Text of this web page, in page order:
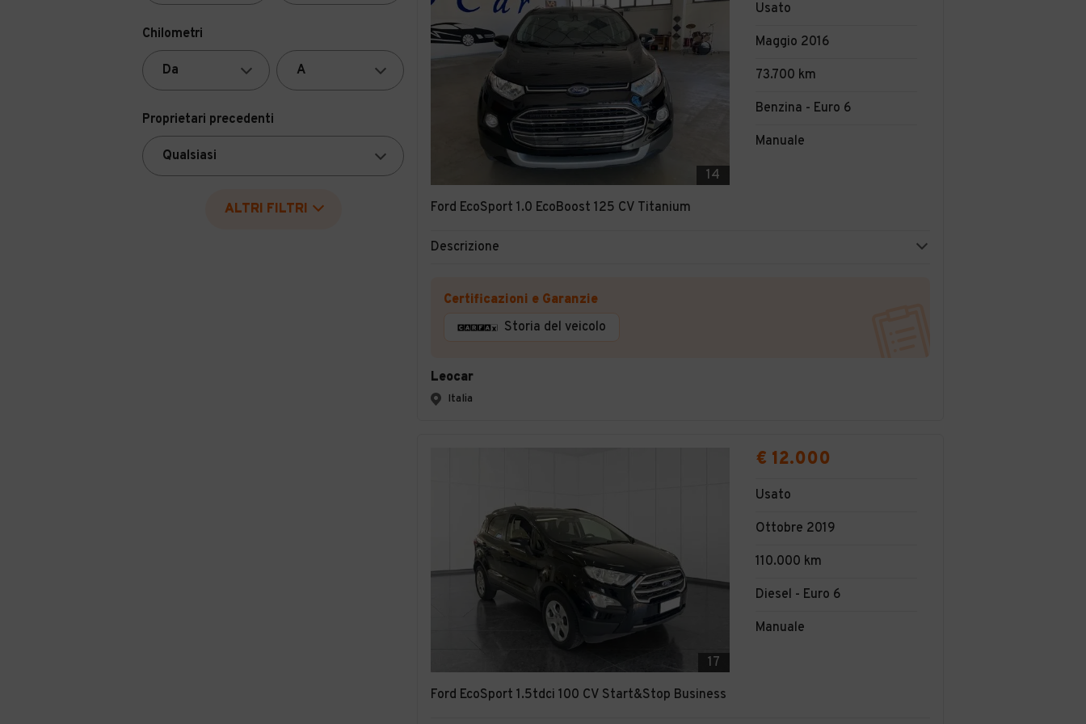
Chilometri
Proprietari precedenti
ALTRI FILTRI
14
Ford EcoSport 1.0 EcoBoost 125 CV Titanium
Usato
Maggio 2016
73.700 km
Benzina - Euro 6
Manuale
Descrizione
Certificazioni e Garanzie
Storia del veicolo
Leocar
Italia
17
Ford EcoSport 1.5tdci 100 CV Start&Stop Business
€ 12.000
Usato
Ottobre 2019
110.000 km
Diesel - Euro 6
Manuale